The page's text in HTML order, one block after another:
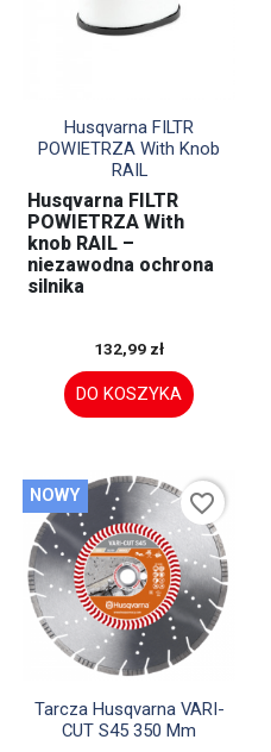
Szybki podgląd
Husqvarna FILTR
POWIETRZA With Knob
RAIL
Husqvarna FILTR
POWIETRZA With
knob RAIL –
niezawodna ochrona
silnika
132,99 zł
DO KOSZYKA
Szybki podgląd
Tarcza Husqvarna VARI-
CUT S45 350 Mm
NOWY favorite_border